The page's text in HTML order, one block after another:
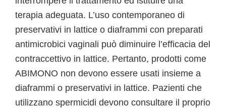
terapia adeguata. L’uso contemporaneo di
preservativi in lattice o diaframmi con preparati
antimicrobici vaginali può diminuire l’efficacia del
contraccettivo in lattice. Pertanto, prodotti come
ABIMONO non devono essere usati insieme a
diaframmi o preservativi in lattice. Pazienti che
utilizzano spermicidi devono consultare il proprio